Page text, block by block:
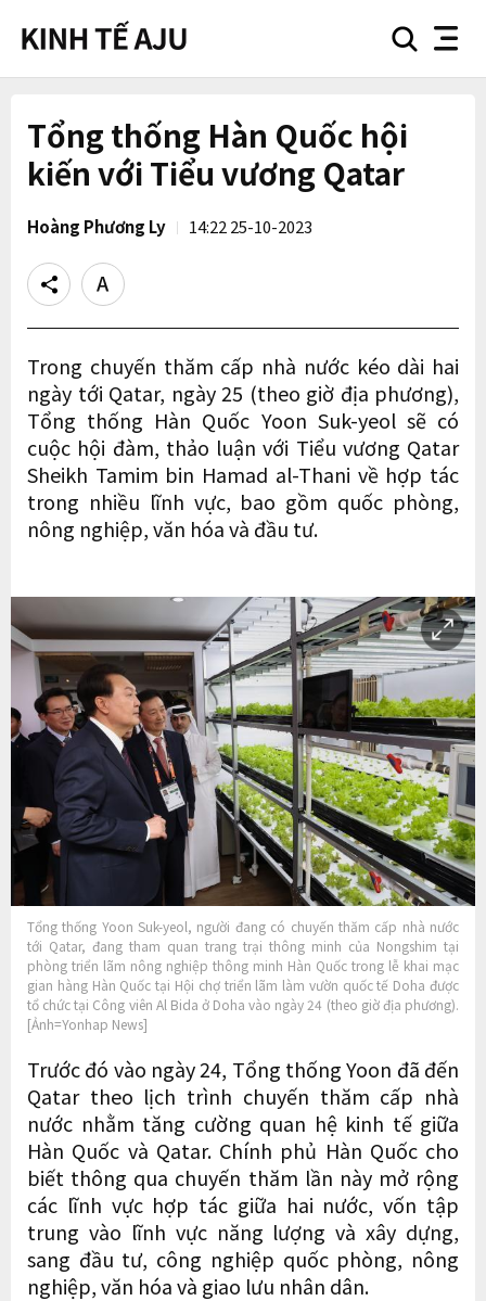
searchnav
Tổng thống Hàn Quốc hội
kiến với Tiểu vương Qatar
Hoàng Phương Ly 14:22 25-10-2023
Share
Text
size
Trong chuyến thăm cấp nhà nước kéo dài hai
ngày tới Qatar, ngày 25 (theo giờ địa phương),
Tổng thống Hàn Quốc Yoon Suk-yeol sẽ có
cuộc hội đàm, thảo luận với Tiểu vương Qatar
Sheikh Tamim bin Hamad al-Thani về hợp tác
trong nhiều lĩnh vực, bao gồm quốc phòng,
nông nghiệp, văn hóa và đầu tư.
Tổng thống Yoon Suk-yeol, người đang có chuyến thăm cấp nhà nước
tới Qatar, đang tham quan trang trại thông minh của Nongshim tại
phòng triển lãm nông nghiệp thông minh Hàn Quốc trong lễ khai mạc
gian hàng Hàn Quốc tại Hội chợ triển lãm làm vườn quốc tế Doha được
tổ chức tại Công viên Al Bida ở Doha vào ngày 24 (theo giờ địa phương).
[Ảnh=Yonhap News]
Trước đó vào ngày 24, Tổng thống Yoon đã đến
Qatar theo lịch trình chuyến thăm cấp nhà
nước nhằm tăng cường quan hệ kinh tế giữa
Hàn Quốc và Qatar. Chính phủ Hàn Quốc cho
biết thông qua chuyến thăm lần này mở rộng
các lĩnh vực hợp tác giữa hai nước, vốn tập
trung vào lĩnh vực năng lượng và xây dựng,
sang đầu tư, công nghiệp quốc phòng, nông
nghiệp, văn hóa và giao lưu nhân dân.